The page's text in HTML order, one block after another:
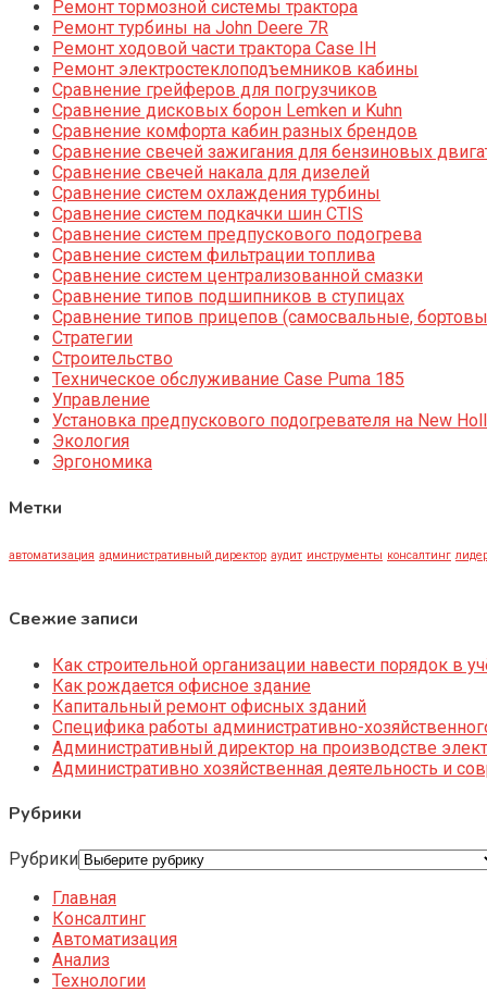
Ремонт тормозной системы трактора
Ремонт турбины на John Deere 7R
Ремонт ходовой части трактора Case IH
Ремонт электростеклоподъемников кабины
Сравнение грейферов для погрузчиков
Сравнение дисковых борон Lemken и Kuhn
Сравнение комфорта кабин разных брендов
Сравнение свечей зажигания для бензиновых
Сравнение свечей накала для дизелей
Сравнение систем охлаждения турбины
Сравнение систем подкачки шин CTIS
Сравнение систем предпускового подогрева
Сравнение систем фильтрации топлива
Сравнение систем централизованной смазки
Сравнение типов подшипников в ступицах
Сравнение типов прицепов (самосвальные,
Стратегии
Строительство
Техническое обслуживание Case Puma 185
Управление
Установка предпускового подогревателя на New
Экология
Эргономика
Метки
автоматизация административный директор аудит инструменты консалтинг
Свежие записи
Как строительной организации навести порядок в
Как рождается офисное здание
Капитальный ремонт офисных зданий
Специфика работы административно-
Административный директор на производстве
Административно хозяйственная деятельность и
Рубрики
Рубрики
Главная
Консалтинг
Автоматизация
Анализ
Технологии